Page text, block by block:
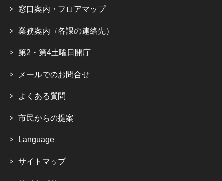
窓口案内・フロアマップ
業務案内（各課の連絡先）
第2・第4土曜日開庁
メールでのお問合せ
よくある質問
市民からの提案
Language
サイトマップ